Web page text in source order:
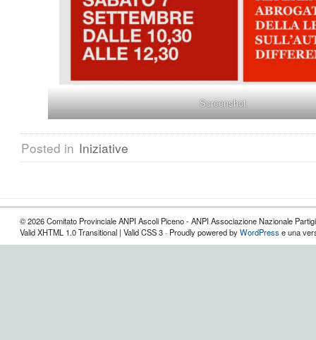
Screenshot
Posted in Iniziative
© 2026 Comitato Provinciale ANPI Ascoli Piceno - ANPI Associazione Nazionale
Valid XHTML 1.0 Transitional | Valid CSS 3 · Proudly powered byWordPress e una